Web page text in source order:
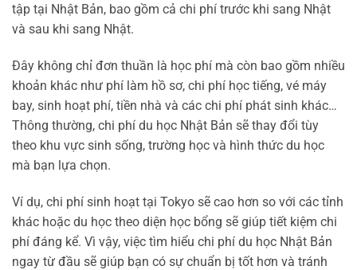
tập tại Nhật Bản, bao gồm cả chi phí trước khi sang Nhật
và sau khi sang Nhật.
Đây không chỉ đơn thuần là học phí mà còn bao gồm nhiều
khoản khác như phí làm hồ sơ, chi phí học tiếng, vé máy
bay, sinh hoạt phí, tiền nhà và các chi phí phát sinh khác…
Thông thường, chi phí du học Nhật Bản sẽ thay đổi tùy
theo khu vực sinh sống, trường học và hình thức du học
mà bạn lựa chọn.
Ví dụ, chi phí sinh hoạt tại Tokyo sẽ cao hơn so với các tỉnh
khác hoặc du học theo diện học bổng sẽ giúp tiết kiệm chi
phí đáng kể. Vì vậy, việc tìm hiểu chi phí du học Nhật Bản
ngay từ đầu sẽ giúp bạn có sự chuẩn bị tốt hơn và tránh